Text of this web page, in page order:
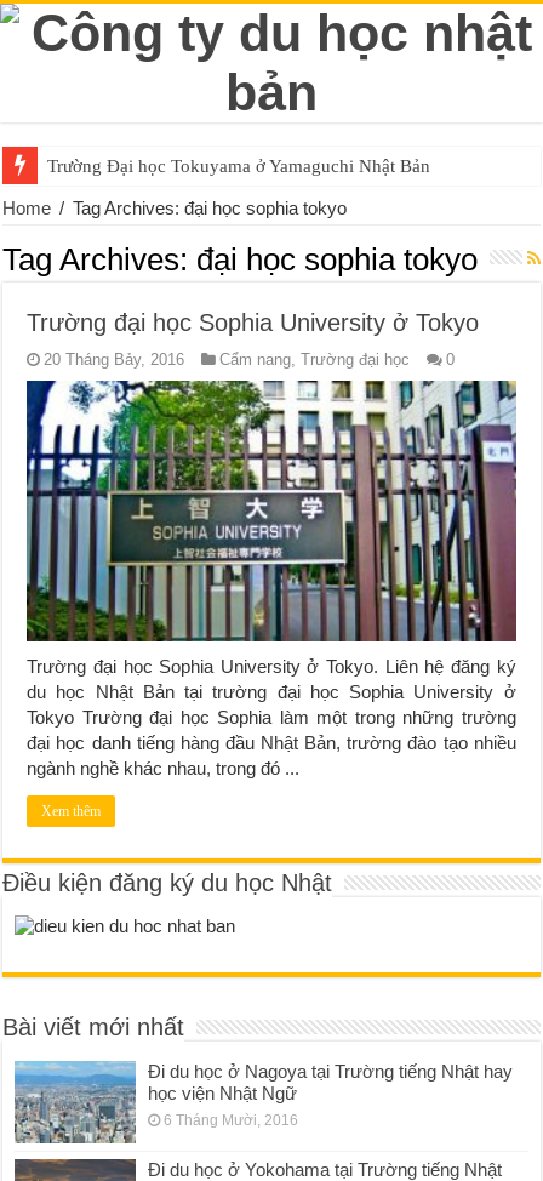
Trường Đại học Tokuyama ở Yamaguchi Nhật Bản
Home / Tag Archives: đại học sophia tokyo
Tag Archives: đại học sophia tokyo
Trường đại học Sophia University ở Tokyo
20 Tháng Bảy, 2016 Cẩm nang,Trường đại học 0
Trường đại học Sophia University ở Tokyo. Liên hệ đăng ký
du học Nhật Bản tại trường đại học Sophia University ở
Tokyo Trường đại học Sophia làm một trong những trường
đại học danh tiếng hàng đầu Nhật Bản, trường đào tạo nhiều
ngành nghề khác nhau, trong đó ...
Xem thêm
Điều kiện đăng ký du học Nhật
Bài viết mới nhất
Đi du học ở Nagoya tại Trường tiếng Nhật hay
học viện Nhật Ngữ
6 Tháng Mười, 2016
Đi du học ở Yokohama tại Trường tiếng Nhật